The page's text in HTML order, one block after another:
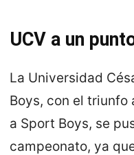
UCV a un
La Universidad
Boys, con el triunfo
a Sport Boys, se
campeonato, ya